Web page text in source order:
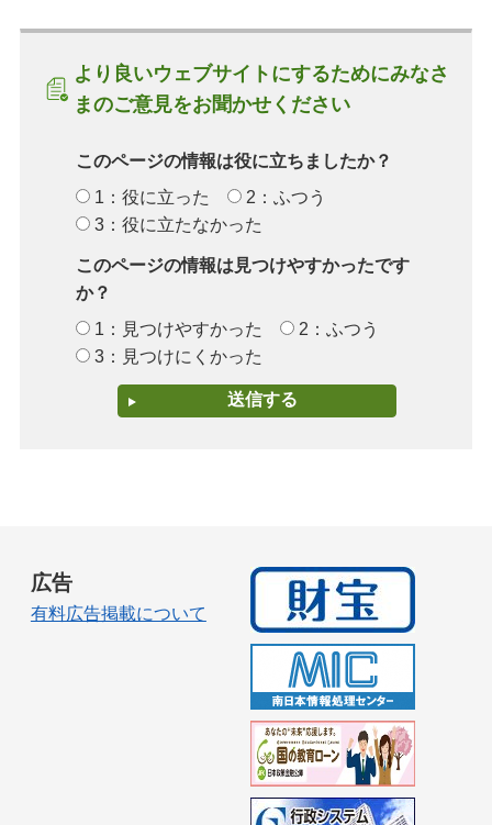
より良いウェブサイトにするためにみなさ
まのご意見をお聞かせください
このページの情報は役に立ちましたか？
1：役に立った
2：ふつう
3：役に立たなかった
このページの情報は見つけやすかったです
か？
1：見つけやすかった
2：ふつう
3：見つけにくかった
広告
有料広告掲載について